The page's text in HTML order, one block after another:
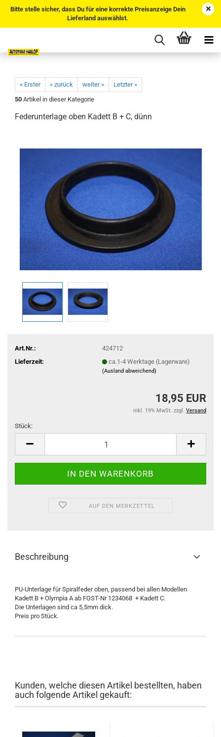
Bitte stelle sicher, dass Du für eine korrekte Preisanzeige Dein
Lieferland auswählst.
« Erster « zurück weiter »
Letzter »
50 Artikel in dieser Kategorie
Federunterlage oben Kadett B + C, dünn
Art.Nr.:
424712
Lieferzeit:
ca.1-4 Werktage (Lagerware)
(Ausland abweichend)
18,95 EUR
inkl. 19% MwSt. zzgl. Versand
Stück:
AUF DEN MERKZETTEL
Beschreibung
PU-Unterlage für Spiralfeder oben, passend bei allen Modellen
Kadett B + Olympia A ab FGST-Nr 1234068 + Kadett C.
Die Unterlagen sind ca 5,5mm dick.
Preis pro Stück.
Kunden, welche diesen Artikel bestellten, haben
auch folgende Artikel gekauft: